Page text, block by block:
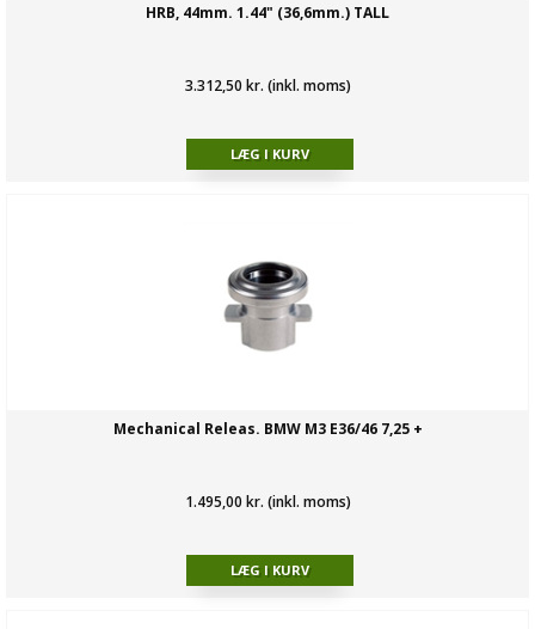
HRB, 44mm. 1.44" (36,6mm.) TALL
3.312,50 kr. (inkl. moms)
Mechanical Releas. BMW M3 E36/46 7,25 +
1.495,00 kr. (inkl. moms)